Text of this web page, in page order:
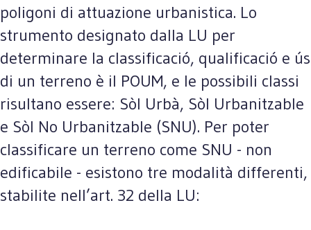
poligoni di attuazione urbanistica. Lo
strumento designato dalla LU per
determinare la classificació, qualificació e ús
di un terreno è il POUM, e le possibili classi
risultano essere: Sòl Urbà, Sòl Urbanitzable
e Sòl No Urbanitzable (SNU). Per poter
classificare un terreno come SNU - non
edificabile - esistono tre modalità differenti,
stabilite nell’art. 32 della LU: